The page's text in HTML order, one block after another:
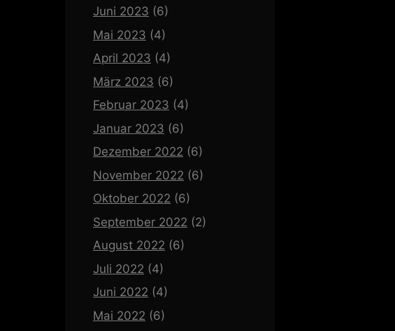
Juni 2023 (6)
Mai 2023 (4)
April 2023 (4)
März 2023 (6)
Februar 2023 (4)
Januar 2023 (6)
Dezember 2022 (6)
November 2022 (6)
Oktober 2022 (6)
September 2022 (2)
August 2022 (6)
Juli 2022 (4)
Juni 2022 (4)
Mai 2022 (6)